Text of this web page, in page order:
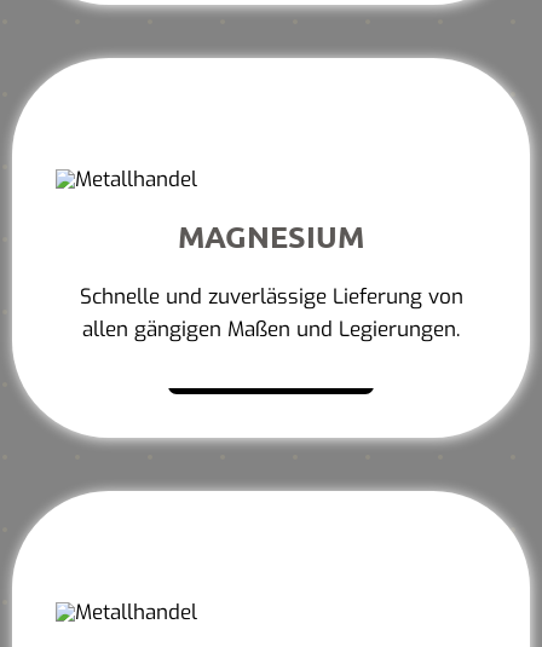
MAGNESIUM
Schnelle und zuverlässige Lieferung von
allen gängigen Maßen und Legierungen.